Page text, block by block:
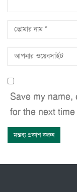
Save my name,
for the next